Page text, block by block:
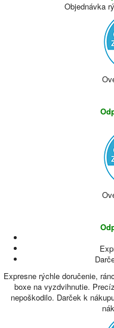
Objednávka
Expresne rýchle doručenie,
boxe na vyzdvihnutie.
nepoškodilo. Darček k